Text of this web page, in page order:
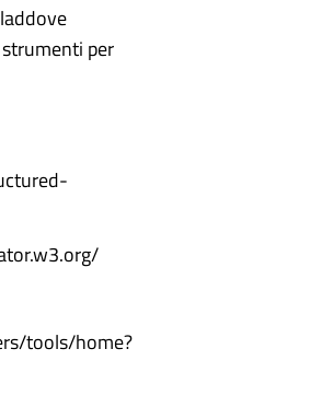
per
tools/home?